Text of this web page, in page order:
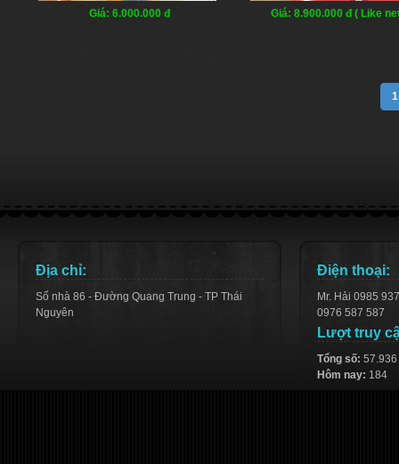
Giá: 6.000.000 đ Giá: 8.900.000 đ ( Like
1
Địa chỉ:
Số nhà 86 - Đường Quang Trung - TP Thái
Nguyên
Điện thoại:
Mr. Hải 0985
0976 587 587
Lượt truy
Tổng số: 57.936
Hôm nay: 184